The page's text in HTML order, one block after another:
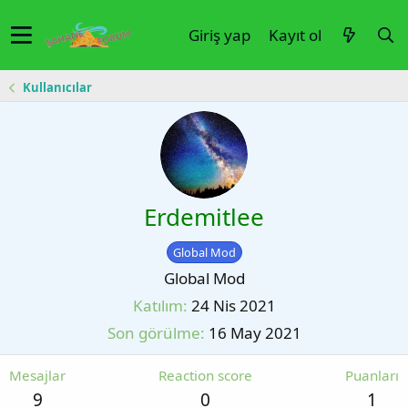
Giriş yap Kayıt ol
Kullanıcılar
Erdemitlee
Global Mod
Global Mod
Katılım 24 Nis 2021
Son görülme 16 May 2021
Mesajlar
9
Reaction score
0
Puanları
1